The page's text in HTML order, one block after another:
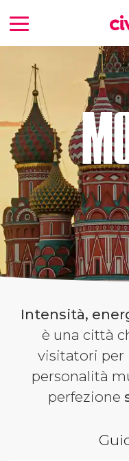
Intensità,
è una città
visitatori per
personalità
perfezione